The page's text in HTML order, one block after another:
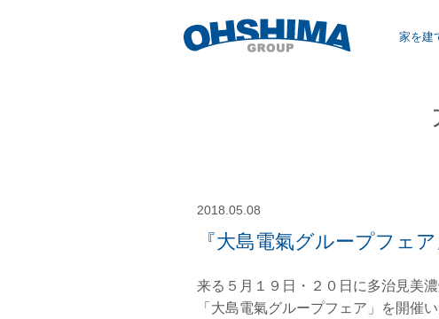
家を建
2018.05.08
『大島電氣グループフェ
来る５月１９日・２０日に多治見美
「大島電氣グループフェア」を開催